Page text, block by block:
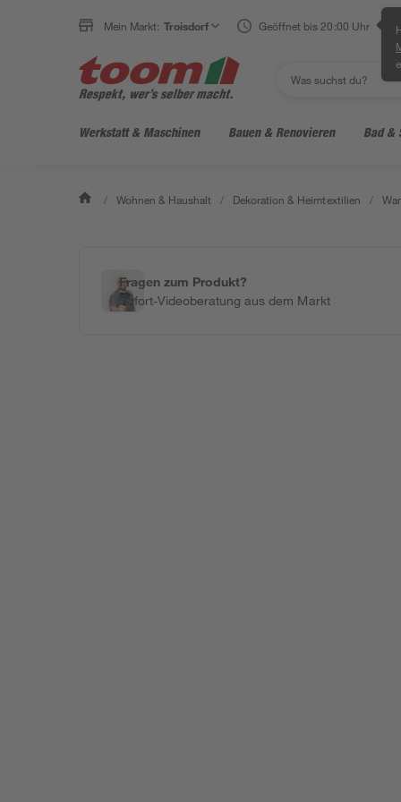
Mein Markt: Troisdorf Geöffnet bis 20:00 Uhr
Werkstatt & Maschinen Bauen & Renovieren Bad &
/ Wohnen & Haushalt / Dekoration & Heimtextilien /
Fragen zum Produkt?
Sofort-Videoberatung aus dem Markt